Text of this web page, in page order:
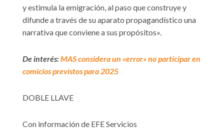
y estimula la emigración, al paso que construye y
difunde a través de su aparato propagandístico una
narrativa que conviene a sus propósitos».
De interés:MAS considera un «error» no participar en
comicios previstos para 2025
DOBLE LLAVE
Con información de EFE Servicios